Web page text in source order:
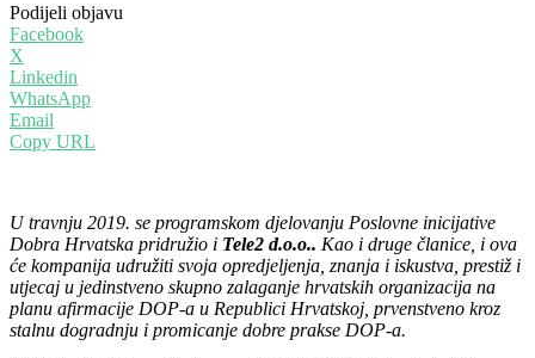
Podijeli objavu
Facebook
X
Linkedin
WhatsApp
Email
Copy URL
U travnju 2019. se programskom djelovanju Poslovne inicijative
Dobra Hrvatska pridružio i Tele2 d.o.o.. Kao i druge članice, i ova
će kompanija udružiti svoja opredjeljenja, znanja i iskustva, prestiž i
utjecaj u jedinstveno skupno zalaganje hrvatskih organizacija na
planu afirmacije DOP-a u Republici Hrvatskoj, prvenstveno kroz
stalnu dogradnju i promicanje dobre prakse DOP-a.